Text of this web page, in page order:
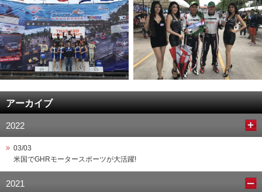
アーカイブ
2022
03/03
米国でGHRモータースポーツが大活躍!
2021